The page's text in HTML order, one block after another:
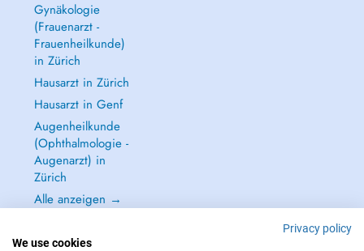
Gynäkologie
(Frauenarzt -
Frauenheilkunde)
in Zürich
Hausarzt in Zürich
Hausarzt in Genf
Augenheilkunde
(Ophthalmologie -
Augenarzt) in
Zürich
Alle anzeigen →
Privacy policy
We use cookies